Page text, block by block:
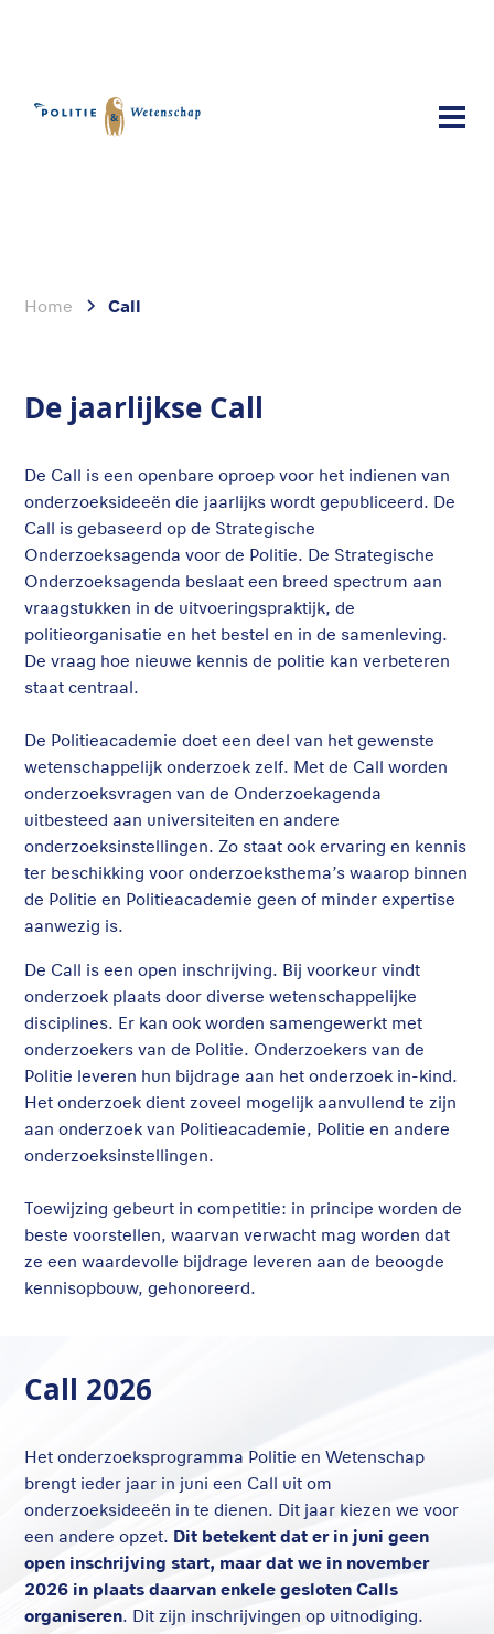
Home Call
De jaarlijkse Call
De Call is een openbare oproep voor het indienen van
onderzoeksideeën die jaarlijks wordt gepubliceerd. De
Call is gebaseerd op de Strategische
Onderzoeksagenda voor de Politie. De Strategische
Onderzoeksagenda beslaat een breed spectrum aan
vraagstukken in de uitvoeringspraktijk, de
politieorganisatie en het bestel en in de samenleving.
De vraag hoe nieuwe kennis de politie kan verbeteren
staat centraal.
De Politieacademie doet een deel van het gewenste
wetenschappelijk onderzoek zelf. Met de Call worden
onderzoeksvragen van de Onderzoekagenda
uitbesteed aan universiteiten en andere
onderzoeksinstellingen. Zo staat ook ervaring en kennis
ter beschikking voor onderzoeksthema’s waarop binnen
de Politie en Politieacademie geen of minder expertise
aanwezig is.
De Call is een open inschrijving. Bij voorkeur vindt
onderzoek plaats door diverse wetenschappelijke
disciplines. Er kan ook worden samengewerkt met
onderzoekers van de Politie. Onderzoekers van de
Politie leveren hun bijdrage aan het onderzoek in-kind.
Het onderzoek dient zoveel mogelijk aanvullend te zijn
aan onderzoek van Politieacademie, Politie en andere
onderzoeksinstellingen.
Toewijzing gebeurt in competitie: in principe worden de
beste voorstellen, waarvan verwacht mag worden dat
ze een waardevolle bijdrage leveren aan de beoogde
kennisopbouw, gehonoreerd.
Call 2026
Het onderzoeksprogramma Politie en Wetenschap
brengt ieder jaar in juni een Call uit om
onderzoeksideeën in te dienen. Dit jaar kiezen we voor
een andere opzet. Dit betekent dat er in juni geen
open inschrijving start, maar dat we in november
2026 in plaats daarvan enkele gesloten Calls
organiseren. Dit zijn inschrijvingen op uitnodiging.